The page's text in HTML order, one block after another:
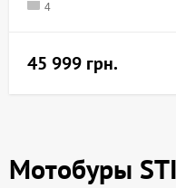
4
45 999 грн.
Мотобуры